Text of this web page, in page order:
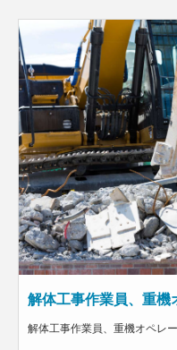
解体工事作業員、重機